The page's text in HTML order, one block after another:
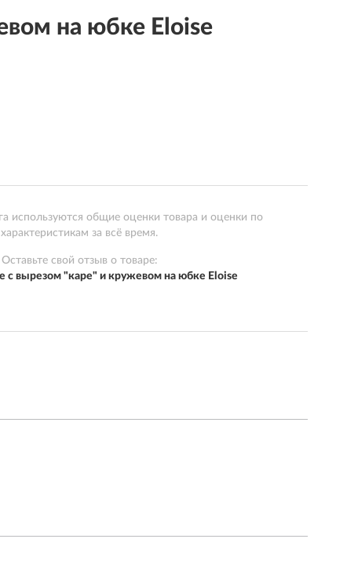
на юбке Eloise
используются общие оценки товара и оценки по
характеристикам за всё время.
Оставьте свой отзыв о товаре:
с вырезом "каре" и кружевом на юбке Eloise